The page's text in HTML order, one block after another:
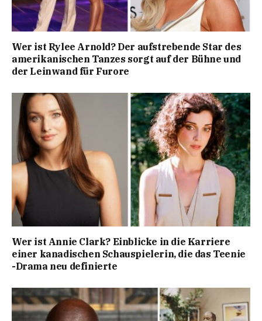
Wer ist Rylee Arnold? Der aufstrebende Star des
amerikanischen Tanzes sorgt auf der Bühne und
der Leinwand für Furore
Wer ist Annie Clark? Einblicke in die Karriere
einer kanadischen Schauspielerin, die das Teenie
-Drama neu definierte